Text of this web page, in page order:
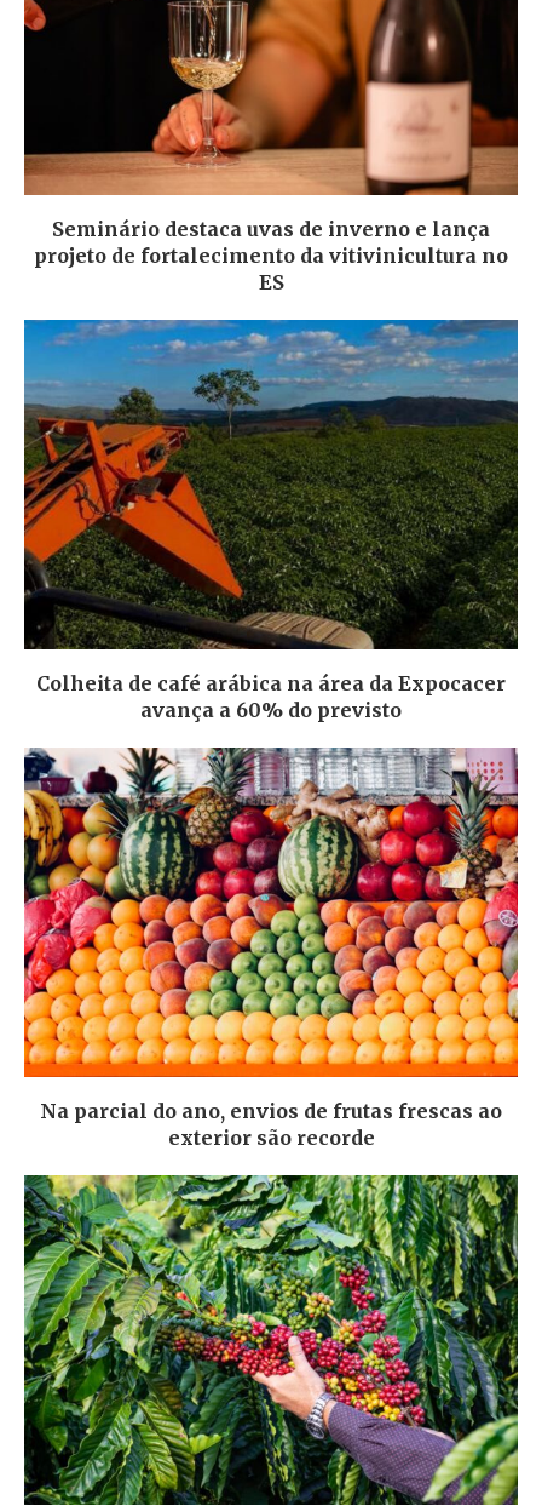
Seminário destaca uvas de inverno e lança
projeto de fortalecimento da vitivinicultura no
ES
Colheita de café arábica na área da Expocacer
avança a 60% do previsto
Na parcial do ano, envios de frutas frescas ao
exterior são recorde